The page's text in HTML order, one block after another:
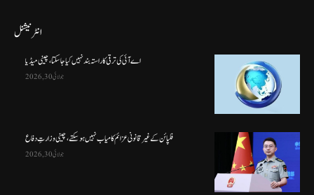
انٹرنیشنل
اے آئی کی ترقی کا راستہ بند نہیں کیا جا سکتا، چینی میڈیا
جولائی 30, 2026
فلپائن کے غیر قانونی عزائم کامیاب نہیں ہو سکتے ، چینی وزارتِ دفاع
جولائی 30, 2026